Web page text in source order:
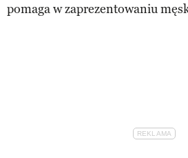
pomaga w zaprezentowaniu